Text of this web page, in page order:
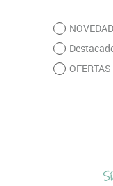
OFERTAS